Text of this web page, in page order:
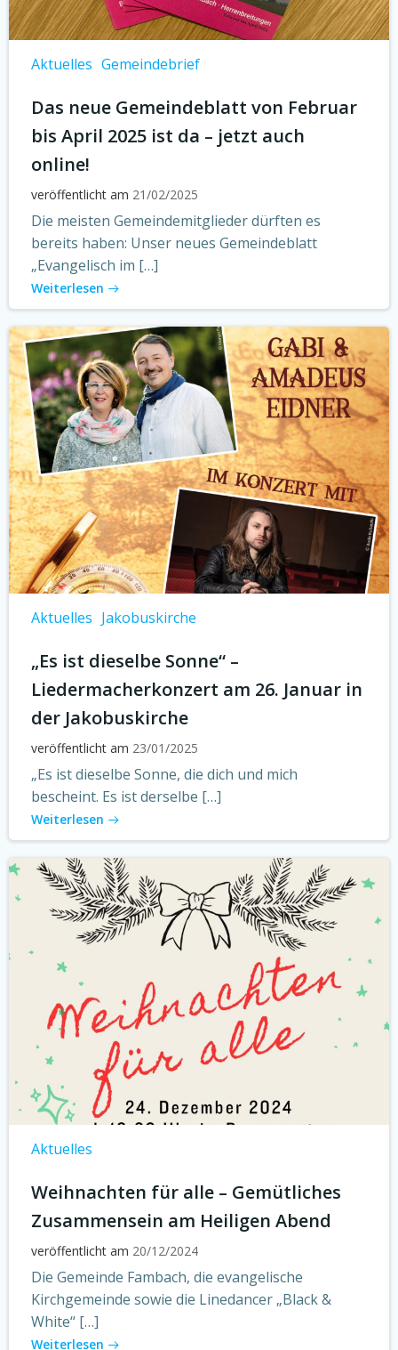
Aktuelles Gemeindebrief
Das neue Gemeindeblatt von Februar
bis April 2025 ist da – jetzt auch
online!
veröffentlicht am 21/02/2025
Die meisten Gemeindemitglieder dürften es
bereits haben: Unser neues Gemeindeblatt
„Evangelisch im […]
Weiterlesen
Aktuelles Jakobuskirche
„Es ist dieselbe Sonne“ –
Liedermacherkonzert am 26. Januar in
der Jakobuskirche
veröffentlicht am 23/01/2025
„Es ist dieselbe Sonne, die dich und mich
bescheint. Es ist derselbe […]
Weiterlesen
Aktuelles
Weihnachten für alle – Gemütliches
Zusammensein am Heiligen Abend
veröffentlicht am 20/12/2024
Die Gemeinde Fambach, die evangelische
Kirchgemeinde sowie die Linedancer „Black &
White“ […]
Weiterlesen